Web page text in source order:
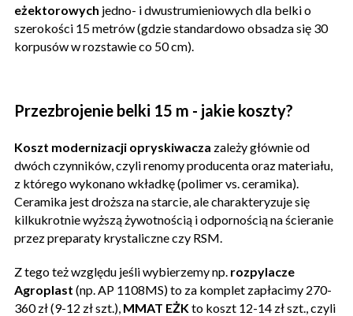
eżektorowych jedno- i dwustrumieniowych dla belki o
szerokości 15 metrów (gdzie standardowo obsadza się 30
korpusów w rozstawie co 50 cm).
Przezbrojenie belki 15 m - jakie koszty?
Koszt modernizacji opryskiwacza zależy głównie od
dwóch czynników, czyli renomy producenta oraz materiału,
z którego wykonano wkładkę (polimer vs. ceramika).
Ceramika jest droższa na starcie, ale charakteryzuje się
kilkukrotnie wyższą żywotnością i odpornością na ścieranie
przez preparaty krystaliczne czy RSM.
Z tego też względu jeśli wybierzemy np. rozpylacze
Agroplast (np. AP 1108MS) to za komplet zapłacimy 270-
360 zł (9-12 zł szt.), MMAT EŻKto koszt 12-14 zł szt., czyli